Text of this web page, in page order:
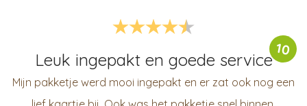
10
Leuk ingepakt en goede service
Mijn pakketje werd mooi ingepakt en er zat ook nog een